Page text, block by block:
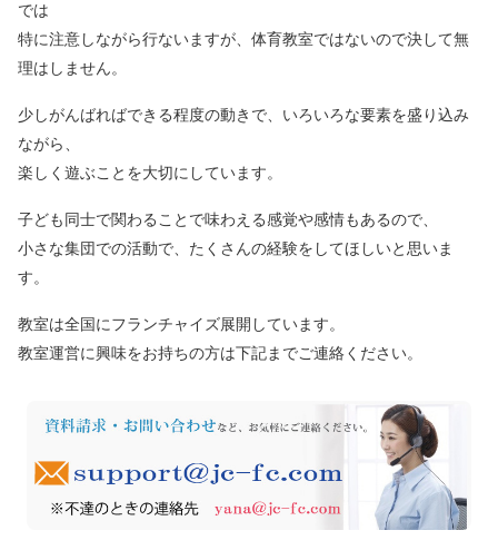
では
特に注意しながら行ないますが、体育教室ではないので決して無
理はしません。
少しがんばればできる程度の動きで、いろいろな要素を盛り込み
ながら、
楽しく遊ぶことを大切にしています。
子ども同士で関わることで味わえる感覚や感情もあるので、
小さな集団での活動で、たくさんの経験をしてほしいと思いま
す。
教室は全国にフランチャイズ展開しています。
教室運営に興味をお持ちの方は下記までご連絡ください。